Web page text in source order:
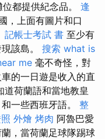
都提供紀念品。 逢
，上面有圖片和口
記帳士考試 書 至少有
該島。 搜索 what is
me 毫不奇怪，對
的一日遊是收入的直
荷蘭語和當地教皇
一些西班牙語。 整
外燴 烤肉 阿魯巴愛
，當荷蘭足球隊踢球